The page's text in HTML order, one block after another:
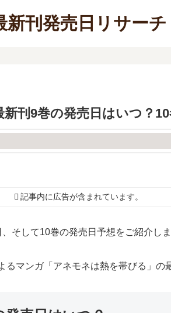
新刊発売日リサーチ
刊9巻の発売日はいつ？
記事内に広告が含まれています。
そして10巻の発売日予想をご紹介しま
マンガ「アネモネは熱を帯びる」の